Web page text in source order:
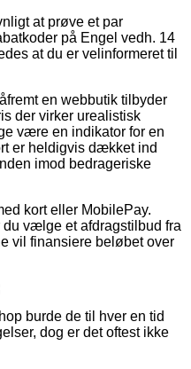
at prøve et par
på Engel vedh. 14
at du er velinformeret til
en webbutik tilbyder
der virker urealistisk
være en indikator for en
er heldigvis dækket ind
imod bedrageriske
kort eller MobilePay.
vælge et afdragstilbud fra
vil finansiere beløbet over
burde de til hver en tid
dog er det oftest ikke